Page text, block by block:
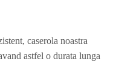
caserola noastra
astfel o durata lunga